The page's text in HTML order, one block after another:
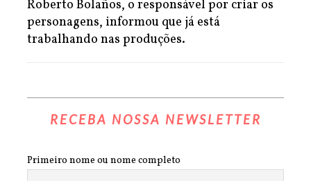
Roberto Bolaños, o responsável por criar os
personagens, informou que já está
trabalhando nas produções.
RECEBA NOSSA NEWSLETTER
Primeiro nome ou nome completo